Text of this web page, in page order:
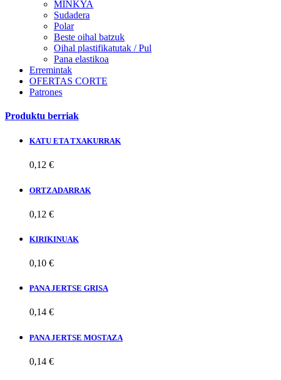
MINKYA
Sudadera
Polar
Beste oihal batzuk
Oihal plastifikatutak / Pul
Pana elastikoa
Erremintak
OFERTAS CORTE
Patrones
Produktu berriak
KATU ETA TXAKURRAK
0,12 €
ORTZADARRAK
0,12 €
KIRIKINUAK
0,10 €
PANA JERTSE GRISA
0,14 €
PANA JERTSE MOSTAZA
0,14 €